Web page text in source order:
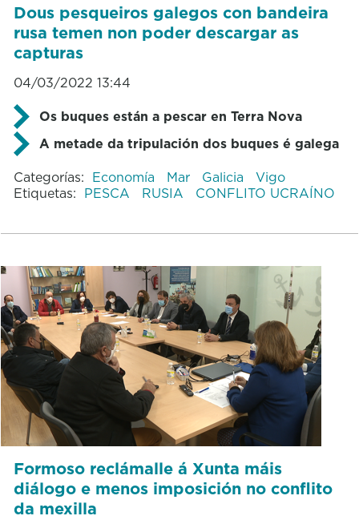
Dous pesqueiros galegos con bandeira
rusa temen non poder descargar as
capturas
04/03/2022 13:44
Os buques están a pescar en Terra Nova
A metade da tripulación dos buques é galega
Categorías: Economía Mar Galicia
Vigo
Etiquetas: PESCA RUSIA CONFLITO UCRAÍNO
Formoso reclámalle á Xunta máis
diálogo e menos imposición no conflito
da mexilla